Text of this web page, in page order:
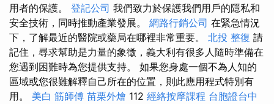
用者的保護。 登記公司 我們致力於保護我們用戶的隱私和
安全技術，同時推動產業發展。 網路行銷公司 在緊急情況
下，了解最近的醫院或藥局在哪裡非常重要。 北投 整復 請
記住，尋求幫助是力量的象徵，義大利有很多人隨時準備在
您遇到困難時為您提供支持。 如果您身處一個不為人知的
區域或您很難解釋自己所在的位置，則此應用程式特別有
用。 美白 筋師傅 苗栗外燴 112 經絡按摩課程 台胞證台中